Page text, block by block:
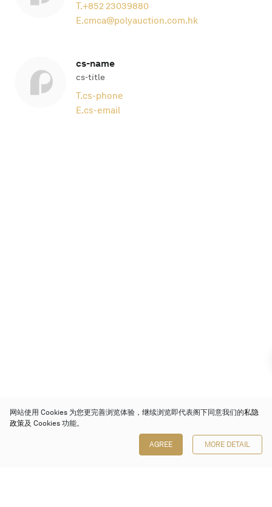
T.+852 23039880
E.cmca@polyauction.com.hk
cs-name
cs-title
T.cs-phone
E.cs-email
网站使用 Cookies 为您更完善浏览体验，继续浏览即代表阁下同意我们的私隐
政策及 Cookies 功能。
AGREE MORE DETAIL